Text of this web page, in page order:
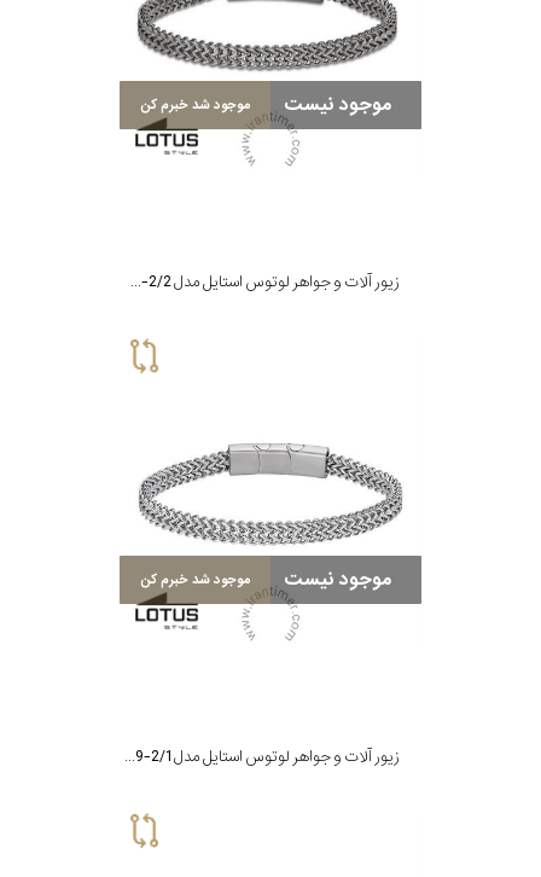
موجود نیست موجود شد خبرم کن
زیور آلات و جواهر لوتوس استایل مدل LS2209-2/2
موجود نیست موجود شد خبرم کن
زیور آلات و جواهر لوتوس استایل مدل LS2209-2/1